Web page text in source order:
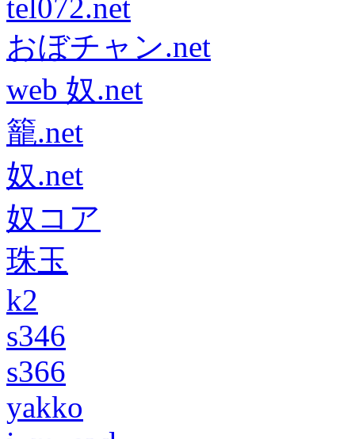
tel072.net
おぼチャン.net
web 奴.net
籠.net
奴.net
奴コア
珠玉
k2
s346
s366
yakko